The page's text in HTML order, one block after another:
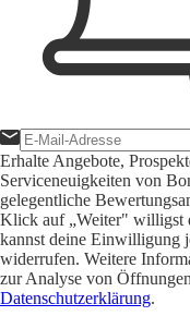
Erhalte Angebote,
Serviceneuigkeiten von
gelegentliche
Klick auf „Weiter" willigst
kannst deine Einwilligung
widerrufen. Weitere
zur Analyse von
Datenschutzerklärung.